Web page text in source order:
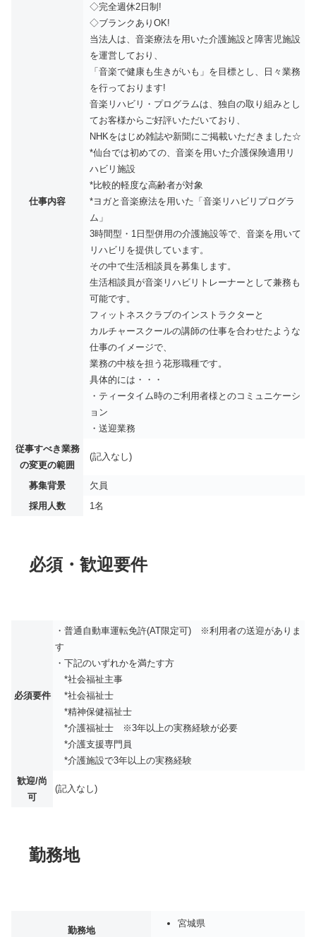
仕事内容
◇完全週休2日制!
◇ブランクありOK!
当法人は、音楽療法を用いた介護施設と障害児施設
を運営しており、
「音楽で健康も生きがいも」を目標とし、日々業務
を行っております!
音楽リハビリ・プログラムは、独自の取り組みとし
てお客様からご好評いただいており、
NHKをはじめ雑誌や新聞にご掲載いただきました☆
*仙台では初めての、音楽を用いた介護保険適用リ
ハビリ施設
*比較的軽度な高齢者が対象
*ヨガと音楽療法を用いた「音楽リハビリプログラ
ム」
3時間型・1日型併用の介護施設等で、音楽を用いて
リハビリを提供しています。
その中で生活相談員を募集します。
生活相談員が音楽リハビリトレーナーとして兼務も
可能です。
フィットネスクラブのインストラクターと
カルチャースクールの講師の仕事を合わせたような
仕事のイメージで、
業務の中核を担う花形職種です。
具体的には・・・
・ティータイム時のご利用者様とのコミュニケーシ
ョン
・送迎業務
従事すべき業務
の変更の範囲
(記入なし)
募集背景
欠員
採用人数
1名
必須・歓迎要件
必須要件
・普通自動車運転免許(AT限定可) ※利用者の送迎がありま
す
・下記のいずれかを満たす方
*社会福祉主事
*社会福祉士
*精神保健福祉士
*介護福祉士 ※3年以上の実務経験が必要
*介護支援専門員
*介護施設で3年以上の実務経験
歓迎/尚
可
(記入なし)
勤務地
勤務地
宮城県